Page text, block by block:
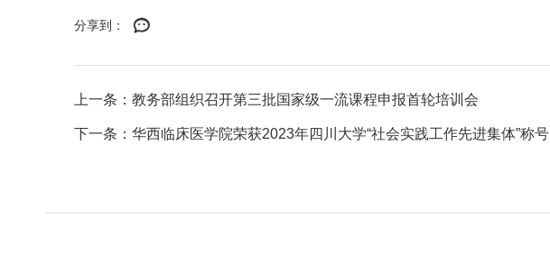
分享到：
上一条：教务部组织召开第三批国家级一流课程申报首轮培训会
下一条：华西临床医学院荣获2023年四川大学“社会实践工作先进集体”称号